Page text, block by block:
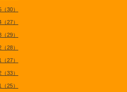
30）
27）
29）
28）
27）
33）
25）